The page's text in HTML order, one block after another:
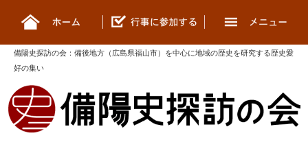
備陽史探訪の会 ： 備後地方（広島県福山市）を中心に地域の歴史を研究する歴史愛
好の集い